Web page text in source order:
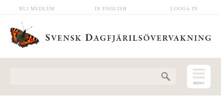
Hoppa till huvudinnehåll LOGGA IN
IN ENGLISH
BLI MEDLEM